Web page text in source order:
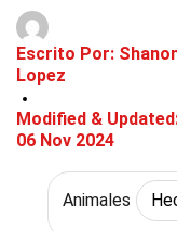
Escrito Por:
Lopez
Modified &
06 Nov 2024
Animales